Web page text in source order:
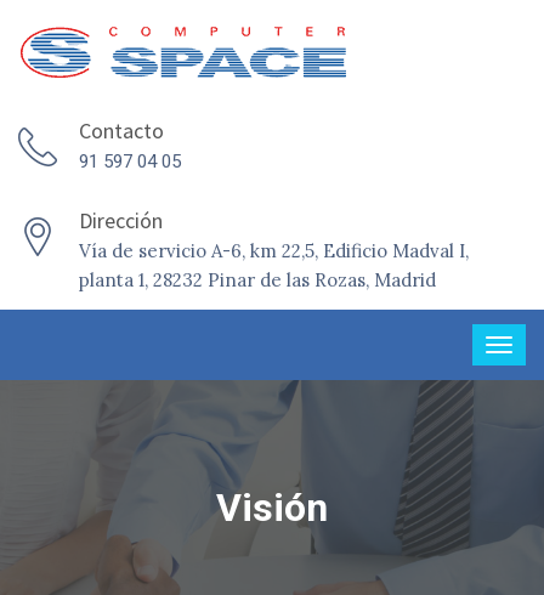
Contacto
91 597 04 05
Dirección
Vía de servicio A-6, km 22,5, Edificio Madval I,
planta 1, 28232 Pinar de las Rozas, Madrid
Visión